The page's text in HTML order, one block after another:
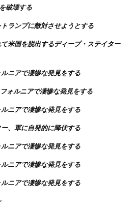
破壊する
ランプに敵対させようとする
米国を脱出するディープ・ステイター
ニアで凄惨な発見をする
ォルニアで凄惨な発見をする
ニアで凄惨な発見をする
、軍に自発的に降伏する
ニアで凄惨な発見をする
ニアで凄惨な発見をする
ニアで凄惨な発見をする